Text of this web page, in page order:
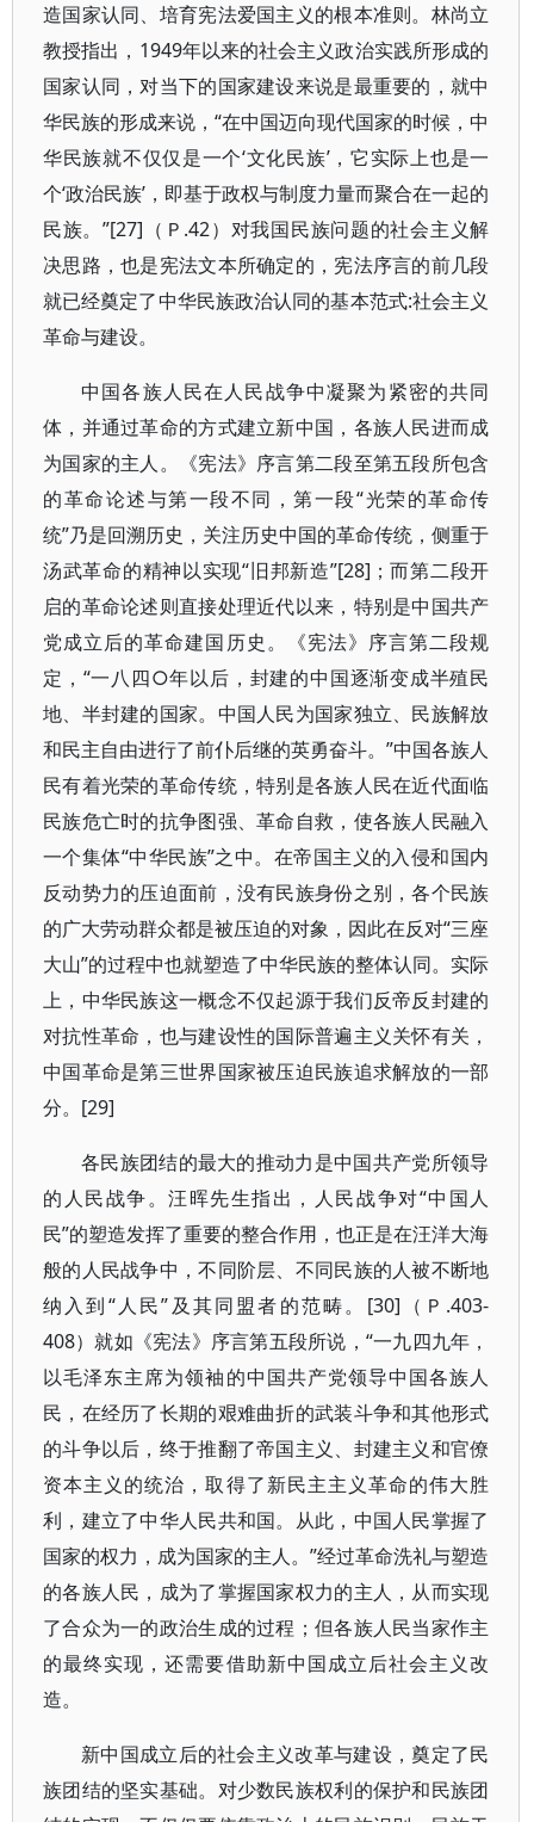
造国家认同、培育宪法爱国主义的根本准则。林尚立
教授指出，1949年以来的社会主义政治实践所形成的
国家认同，对当下的国家建设来说是最重要的，就中
华民族的形成来说，“在中国迈向现代国家的时候，中
华民族就不仅仅是一个‘文化民族’，它实际上也是一
个‘政治民族’，即基于政权与制度力量而聚合在一起的
民族。”[27]（Ｐ.42）对我国民族问题的社会主义解
决思路，也是宪法文本所确定的，宪法序言的前几段
就已经奠定了中华民族政治认同的基本范式:社会主义
革命与建设。
中国各族人民在人民战争中凝聚为紧密的共同
体，并通过革命的方式建立新中国，各族人民进而成
为国家的主人。《宪法》序言第二段至第五段所包含
的革命论述与第一段不同，第一段“光荣的革命传
统”乃是回溯历史，关注历史中国的革命传统，侧重于
汤武革命的精神以实现“旧邦新造”[28]；而第二段开
启的革命论述则直接处理近代以来，特别是中国共产
党成立后的革命建国历史。《宪法》序言第二段规
定，“一八四○年以后，封建的中国逐渐变成半殖民
地、半封建的国家。中国人民为国家独立、民族解放
和民主自由进行了前仆后继的英勇奋斗。”中国各族人
民有着光荣的革命传统，特别是各族人民在近代面临
民族危亡时的抗争图强、革命自救，使各族人民融入
一个集体“中华民族”之中。在帝国主义的入侵和国内
反动势力的压迫面前，没有民族身份之别，各个民族
的广大劳动群众都是被压迫的对象，因此在反对“三座
大山”的过程中也就塑造了中华民族的整体认同。实际
上，中华民族这一概念不仅起源于我们反帝反封建的
对抗性革命，也与建设性的国际普遍主义关怀有关，
中国革命是第三世界国家被压迫民族追求解放的一部
分。[29]
各民族团结的最大的推动力是中国共产党所领导
的人民战争。汪晖先生指出，人民战争对“中国人
民”的塑造发挥了重要的整合作用，也正是在汪洋大海
般的人民战争中，不同阶层、不同民族的人被不断地
纳入到“人民”及其同盟者的范畴。[30]（Ｐ.403-
408）就如《宪法》序言第五段所说，“一九四九年，
以毛泽东主席为领袖的中国共产党领导中国各族人
民，在经历了长期的艰难曲折的武装斗争和其他形式
的斗争以后，终于推翻了帝国主义、封建主义和官僚
资本主义的统治，取得了新民主主义革命的伟大胜
利，建立了中华人民共和国。从此，中国人民掌握了
国家的权力，成为国家的主人。”经过革命洗礼与塑造
的各族人民，成为了掌握国家权力的主人，从而实现
了合众为一的政治生成的过程；但各族人民当家作主
的最终实现，还需要借助新中国成立后社会主义改
造。
新中国成立后的社会主义改革与建设，奠定了民
族团结的坚实基础。对少数民族权利的保护和民族团